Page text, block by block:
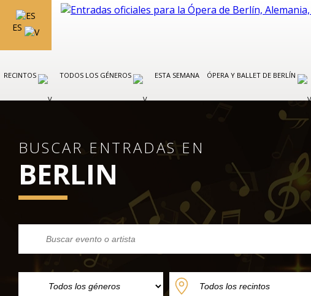
ES
RECINTOS TODOS LOS GÉNEROS ESTA SEMANA ÓPERA Y BALLET DE BERLÍN
BUSCAR ENTRADAS EN
BERLIN